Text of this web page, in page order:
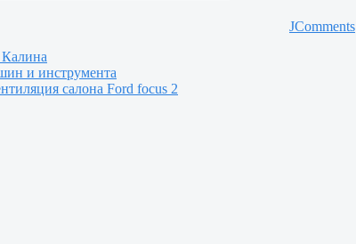
JComments
и инструмента
салона Ford focus 2